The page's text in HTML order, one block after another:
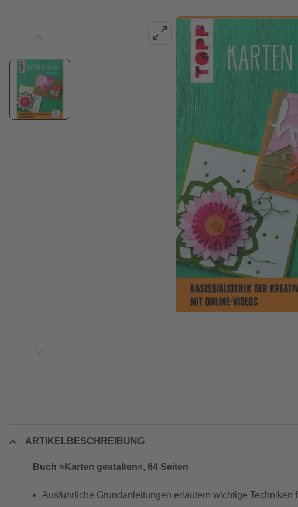
ARTIKELBESCHREIBUNG
Buch »Karten gestalten«, 64 Seiten
Ausführliche Grundanleitungen erläutern wichtige Techniken